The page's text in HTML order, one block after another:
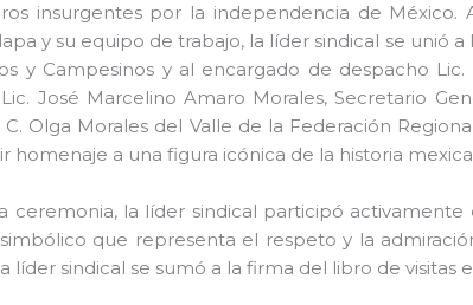
insurgentes por la independencia de México.
y su equipo de trabajo, la líder sindical se unió
y Campesinos y al encargado de despacho
Lic. José Marcelino Amaro Morales, Secretario
C. Olga Morales del Valle de la Federación
homenaje a una figura icónica de la historia
ceremonia, la líder sindical participó
que representa el respeto y la
líder sindical se sumó a la firma del libro de visitas